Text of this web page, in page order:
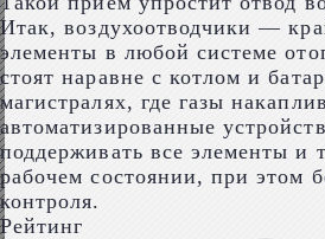
Итак, воздухоотводчики —
элементы в любой системе
стоят наравне с котлом и
магистралях, где газы
автоматизированные
поддерживать все элементы и
рабочем состоянии, при этом
контроля.
Рейтинг